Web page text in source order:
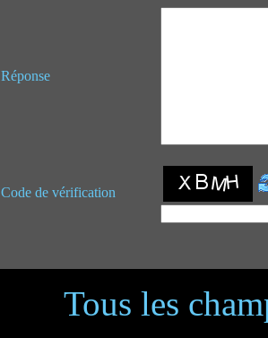
Réponse
Code de vérification
Tous les